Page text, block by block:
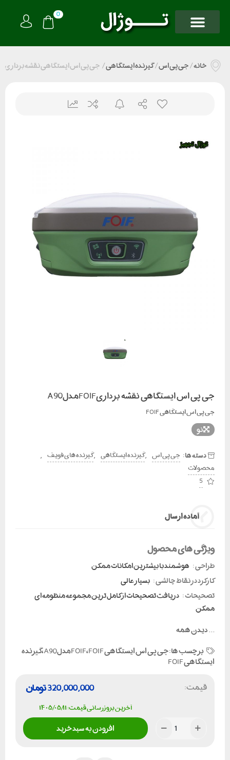
0
خانه/جی پی اس/گیرنده ایستگاهی/ جی پی اس ایستگاهی نقشه برداریFOIFمدلA90
جی پی اس ایستگاهی نقشه برداریFOIFمدلA90
نو
جی پی اس ایستگاهی FOIF
دسته ها: جی پی اس ,گیرنده ایستگاهی ,گیرنده های فویف ,
محصولات
5
آماده ارسال
ویژگی های محصول
طراحی : هوشمند با بیشترین امکانات ممکن
کارکرد در نقاط چالشی : بسیار عالی
تصحیحات : دریافت تصحیحات از کامل ترین مجموعه منظومه ای
ممکن
...دیدن همه
برچسب ها:
جی پی اس ایستگاهی FOIF،FOIFمدلA90،گیرنده
ایستگاهی FOIF
قیمت:
تومان320,000,000
آخرین بروزرسانی قیمت: ۱۴۰۵/۰۵/۱۱
افزودن به سبد خرید